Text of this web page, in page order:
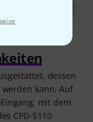
dessen
werden kann. Auf
mit dem
CPD-S110